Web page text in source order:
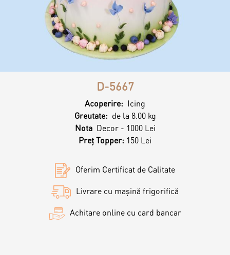
Bento cake
Colaci
Candy Bar
CakePops personalizat
Torturi
Prajituri
Desert
Macarons
Croissants & muffins
Magazine
D-5667
Acoperire: Icing
Greutate: de la 8.00 kg
Nota Decor - 1000 Lei
Preț Topper: 150 Lei
Oferim Certificat de Calitate
Livrare cu mașină frigorifică
Achitare online cu card bancar